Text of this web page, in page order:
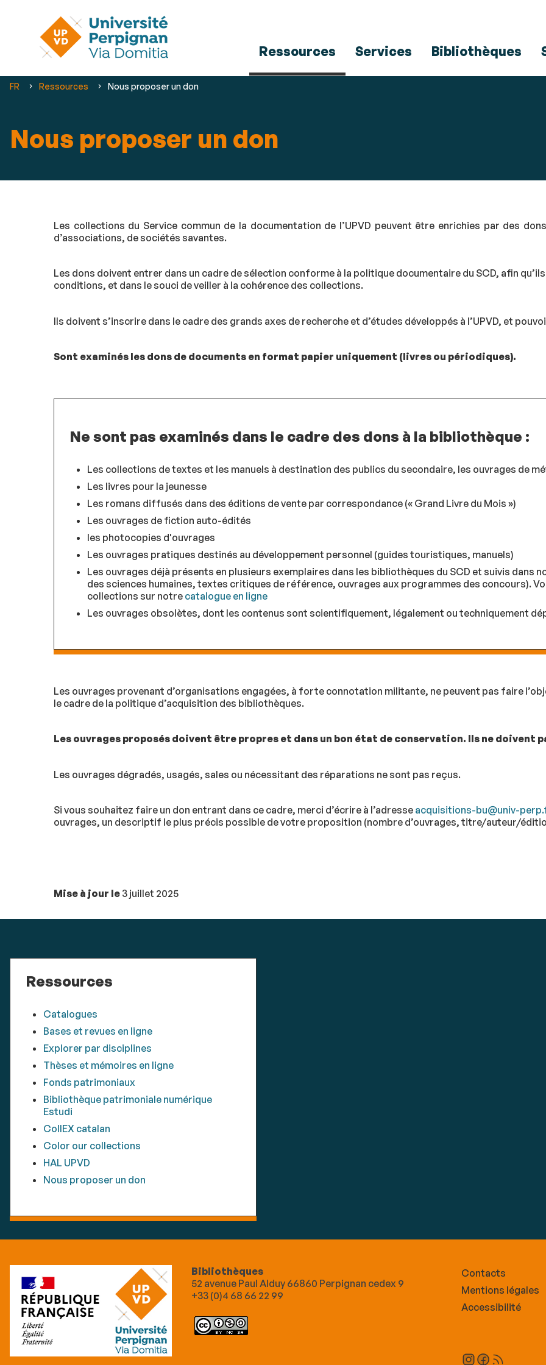
Ressources Services Bibliothèques
Vous
FR Ressources Nous proposer un don
Nous proposer un don
Les collections du Service commun de la documentation de l’UPVD peuvent être enrichies par des
d’associations, de sociétés savantes.
Les dons doivent entrer dans un cadre de sélection conforme à la politique documentaire du SCD, afin
conditions, et dans le souci de veiller à la cohérence des collections.
Ils doivent s’inscrire dans le cadre des grands axes de recherche et d’études développés à l’UPVD, et
Sont examinés les dons de documents en format papier uniquement (livres ou périodiques).
Ne sont pas examinés dans le cadre des dons à la bibliothèque :
Les collections de textes et les manuels à destination des publics du secondaire, les ouvrages de
Les livres pour la jeunesse
Les romans diffusés dans des éditions de vente par correspondance (« Grand Livre du Mois »)
Les ouvrages de fiction auto-édités
les photocopies d'ouvrages
Les ouvrages pratiques destinés au développement personnel (guides touristiques, manuels)
Les ouvrages déjà présents en plusieurs exemplaires dans les bibliothèques du SCD et suivis dans
des sciences humaines, textes critiques de référence, ouvrages aux programmes des concours).
collections sur notre catalogue en ligne
Les ouvrages obsolètes, dont les contenus sont scientifiquement, légalement ou techniquement
Les ouvrages provenant d’organisations engagées, à forte connotation militante, ne peuvent pas faire
le cadre de la politique d’acquisition des bibliothèques.
Les ouvrages proposés doivent être propres et dans un bon état de conservation. Ils ne doivent
Les ouvrages dégradés, usagés, sales ou nécessitant des réparations ne sont pas reçus.
Si vous souhaitez faire un don entrant dans ce cadre, merci d’écrire à l’adresse acquisitions-bu@univ-
ouvrages, un descriptif le plus précis possible de votre proposition (nombre d’ouvrages, titre/auteur/
Mise à jour le 3 juillet 2025
Ressources
Catalogues
Bases et revues en ligne
Explorer par disciplines
Thèses et mémoires en ligne
Fonds patrimoniaux
Bibliothèque patrimoniale numérique
Estudi
CollEX catalan
Color our collections
HAL UPVD
Nous proposer un don
Bibliothèques
52 avenue Paul Alduy 66860 Perpignan cedex 9
+33 (0)4 68 66 22 99
Contacts
Mentions légales
Accessibilité